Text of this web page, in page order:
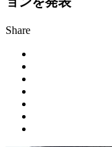
Share